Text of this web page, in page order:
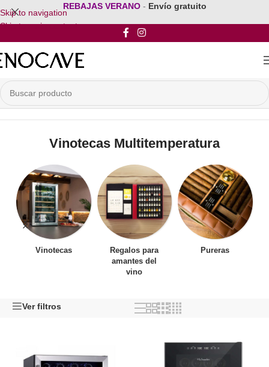
Skip to navigation
Skip to main content
REBAJAS VERANO - Envío gratuito
Inicio/Vinotecas Multitemperatura
Vinotecas Multitemperatura
Vinotecas
Regalos para
amantes del
vino
Pureras
Ver filtros